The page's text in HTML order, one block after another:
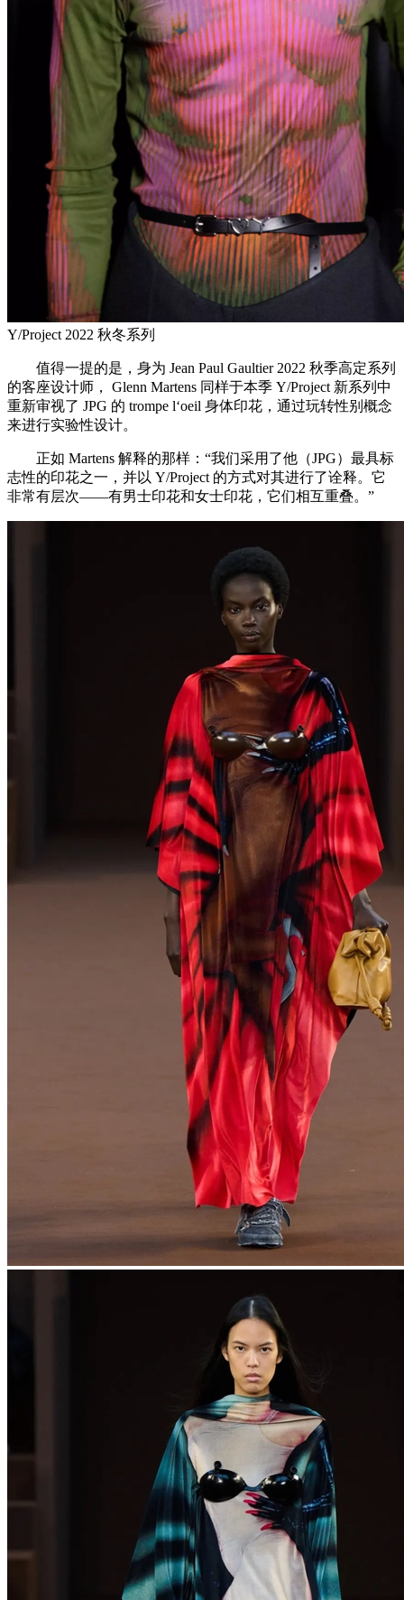
Y/Project 2022 秋冬系列
值得一提的是，身为 Jean Paul Gaultier 2022 秋季高定系列
的客座设计师， Glenn Martens 同样于本季 Y/Project 新系列中
重新审视了 JPG 的 trompe l‘oeil 身体印花，通过玩转性别概念
来进行实验性设计。
正如 Martens 解释的那样：“我们采用了他（JPG）最具标
志性的印花之一，并以 Y/Project 的方式对其进行了诠释。它
非常有层次——有男士印花和女士印花，它们相互重叠。”